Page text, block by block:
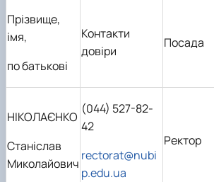
Прізвище,
імя,
по батькові
Контакти
довіри
Посада
НІКОЛАЄНКО
Станіслав
Миколайович
(044) 527-82-
42
rectorat@nubi
p.edu.ua
Ректор